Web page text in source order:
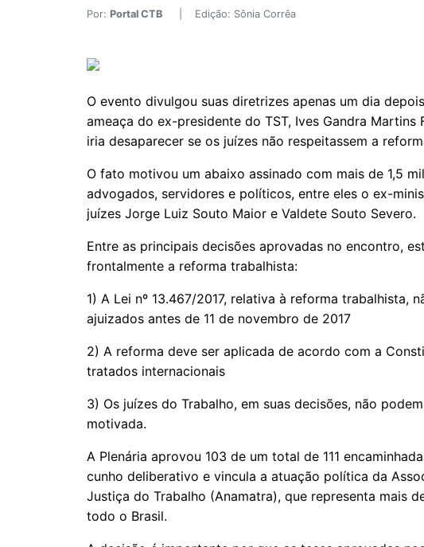
Por: Portal CTB | Edição: Sônia Corrêa
O evento divulgou suas diretrizes apenas um dia
ameaça do ex-presidente do TST, Ives Gandra
iria desaparecer se os juízes não respeitassem a
O fato motivou um abaixo assinado com mais de 1,5
advogados, servidores e políticos, entre eles o ex-
juízes Jorge Luiz Souto Maior e Valdete Souto Severo.
Entre as principais decisões aprovadas no encontro,
frontalmente a reforma trabalhista:
1) A Lei nº 13.467/2017, relativa à reforma trabalhista,
ajuizados antes de 11 de novembro de 2017
2) A reforma deve ser aplicada de acordo com a
tratados internacionais
3) Os juízes do Trabalho, em suas decisões, não
motivada.
A Plenária aprovou 103 de um total de 111
cunho deliberativo e vincula a atuação política da
Justiça do Trabalho (Anamatra), que representa mais
todo o Brasil.